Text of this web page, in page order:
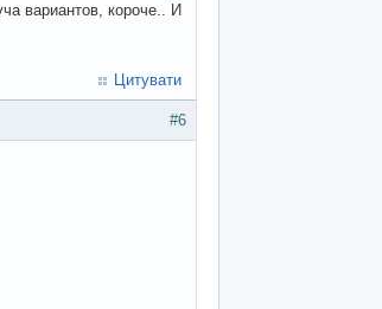
вариантов, короче.. И
Цитувати
#6